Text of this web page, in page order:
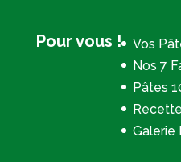
Pour vous !
Vos
Nos 7
Pâtes
Galerie